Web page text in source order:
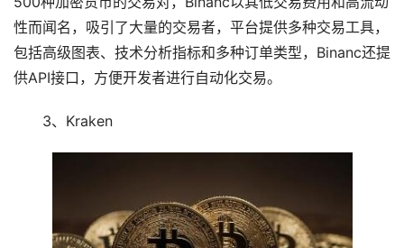
性而闻名，吸引了大量的交易者，平台提供多种交易工具，
包括高级图表、技术分析指标和多种订单类型，Binanc还提
供API接口，方便开发者进行自动化交易。
3、Kraken